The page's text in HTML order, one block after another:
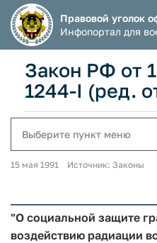
Правовой уголок
Инфопортал для
Закон РФ от
1244-I (ред.
Выберите пункт меню
15 мая 1991 Источник: Законы
"О социальной защите
воздействию радиации